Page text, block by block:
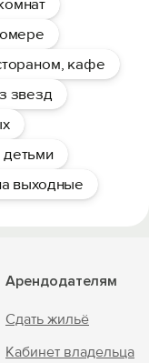
кафе
звезд
выходные
Арендодателям
Сдать жильё
Кабинет владельца